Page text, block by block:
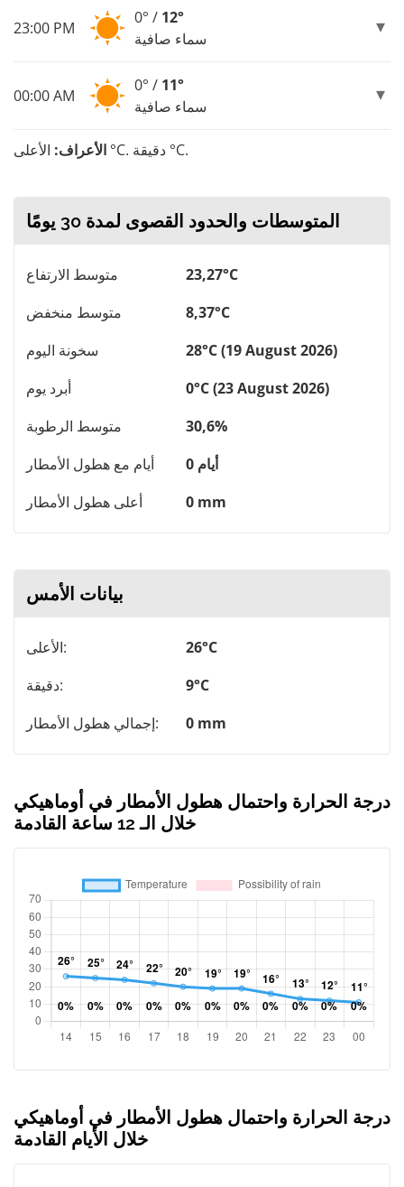
23:00 PM
0° / 12°
سماء صافية
00:00 AM
0° / 11°
سماء صافية
الأعراف: الأعلى °C. دقيقة °C.
المتوسطات والحدود القصوى لمدة 30 يومًا
متوسط ​​الارتفاع
23,27°C
متوسط ​​منخفض
8,37°C
سخونة اليوم
28°C (19 August 2026)
أبرد يوم
0°C (23 August 2026)
متوسط ​​الرطوبة
30,6%
أيام مع هطول الأمطار
0 أيام
أعلى هطول الأمطار
0 mm
بيانات الأمس
الأعلى:
26°C
دقيقة:
9°C
إجمالي هطول الأمطار:
0 mm
درجة الحرارة واحتمال هطول الأمطار في أوماهيكي
خلال الـ 12 ساعة القادمة
درجة الحرارة واحتمال هطول الأمطار في أوماهيكي
خلال الأيام القادمة